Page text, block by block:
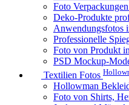
Foto
Deko-Produkte
Anwendungsfotos
Professionelle
Foto von Produkt
PSD Mockup-
Textilien Fotos
Hollowman
Foto von Shirts,